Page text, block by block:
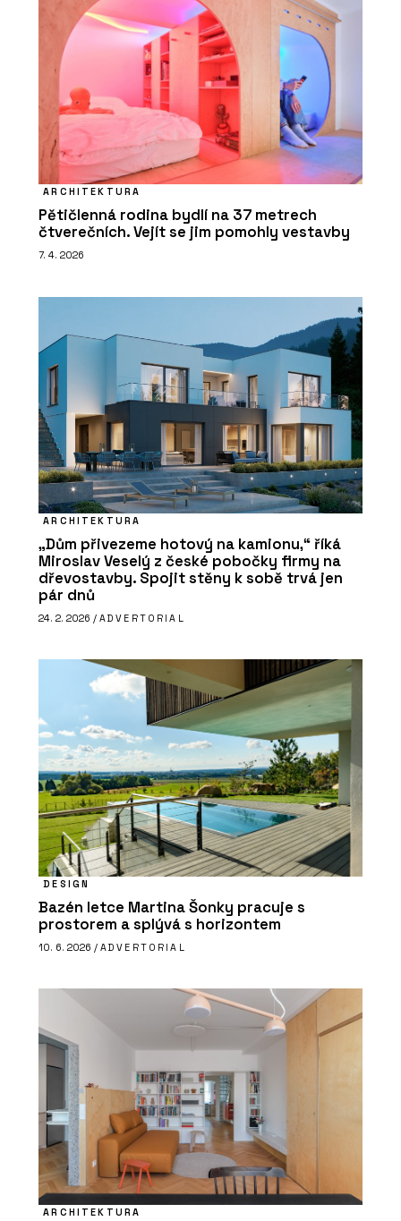
ARCHITEKTURA
Pětičlenná rodina bydlí na 37 metrech
čtverečních. Vejít se jim pomohly vestavby
7. 4. 2026
ARCHITEKTURA
„Dům přivezeme hotový na kamionu,“ říká
Miroslav Veselý z české pobočky firmy na
dřevostavby. Spojit stěny k sobě trvá jen
pár dnů
24. 2. 2026 / ADVERTORIAL
DESIGN
Bazén letce Martina Šonky pracuje s
prostorem a splývá s horizontem
10. 6. 2026 / ADVERTORIAL
ARCHITEKTURA